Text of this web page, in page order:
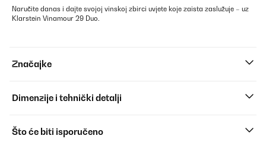
Naručite danas i dajte svojoj vinskoj zbirci uvjete koje zaista zaslužuje – uz
Klarstein Vinamour 29 Duo.
Značajke
Dimenzije i tehnički detalji
Što će biti isporučeno